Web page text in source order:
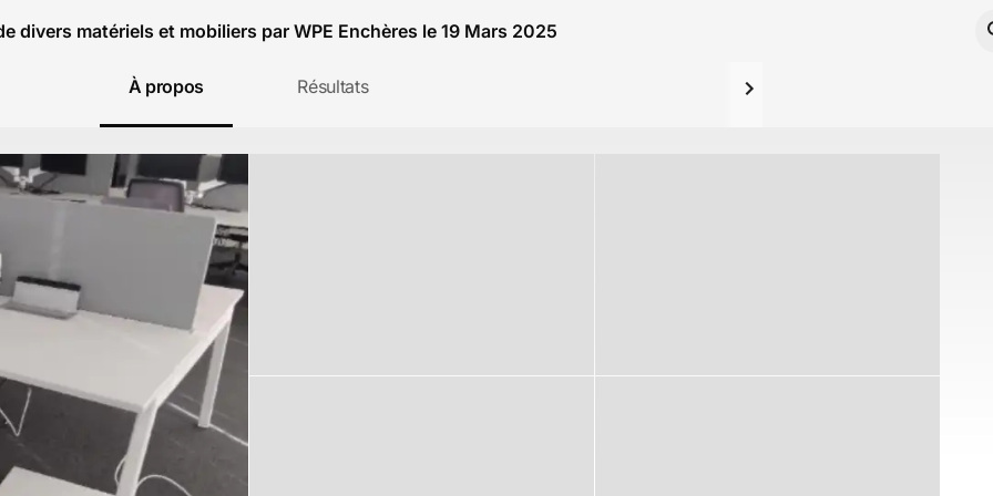
divers matériels et mobiliers par WPE Enchères le 19 Mars 2025
À propos Résultats